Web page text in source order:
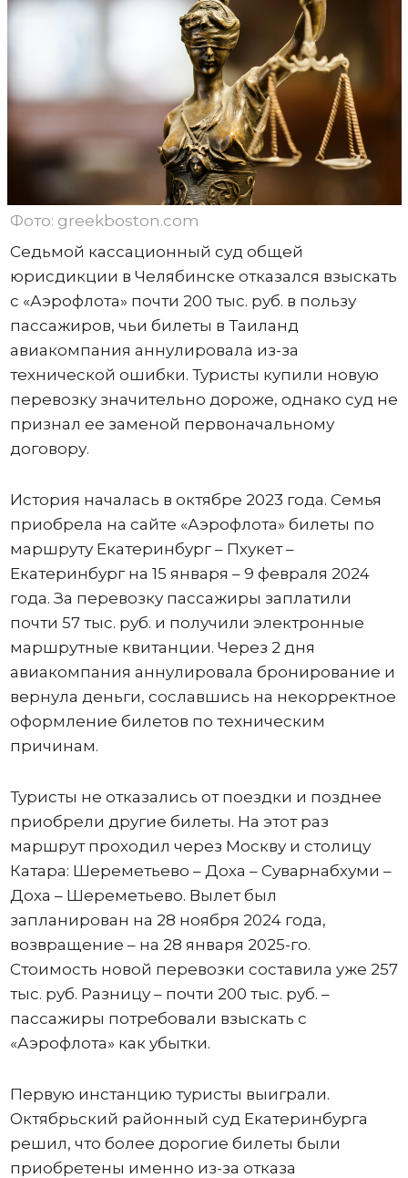
Фото: greekboston.com
Седьмой кассационный суд общей
юрисдикции в Челябинске отказался взыскать
с «Аэрофлота» почти 200 тыс. руб. в пользу
пассажиров, чьи билеты в Таиланд
авиакомпания аннулировала из-за
технической ошибки. Туристы купили новую
перевозку значительно дороже, однако суд не
признал ее заменой первоначальному
договору.
История началась в октябре 2023 года. Семья
приобрела на сайте «Аэрофлота» билеты по
маршруту Екатеринбург – Пхукет –
Екатеринбург на 15 января – 9 февраля 2024
года. За перевозку пассажиры заплатили
почти 57 тыс. руб. и получили электронные
маршрутные квитанции. Через 2 дня
авиакомпания аннулировала бронирование и
вернула деньги, сославшись на некорректное
оформление билетов по техническим
причинам.
Туристы не отказались от поездки и позднее
приобрели другие билеты. На этот раз
маршрут проходил через Москву и столицу
Катара: Шереметьево – Доха – Суварнабхуми –
Доха – Шереметьево. Вылет был
запланирован на 28 ноября 2024 года,
возвращение – на 28 января 2025-го.
Стоимость новой перевозки составила уже 257
тыс. руб. Разницу – почти 200 тыс. руб. –
пассажиры потребовали взыскать с
«Аэрофлота» как убытки.
Первую инстанцию туристы выиграли.
Октябрьский районный суд Екатеринбурга
решил, что более дорогие билеты были
приобретены именно из-за отказа